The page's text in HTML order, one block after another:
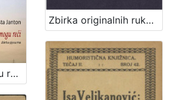
Zbogom ti ne mogu reći / Vlasta Janton
Zbirka originalnih rukopisa / Dragutin M. Domjanić